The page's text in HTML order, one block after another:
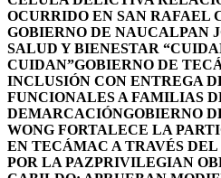
OCURRIDO EN SAN RAFAEL
GOBIERNO DE NAUCALPAN
SALUD Y BIENESTAR
CUIDAN”GOBIERNO DE
INCLUSIÓN CON ENTREGA
FUNCIONALES A FAMILIAS
DEMARCACIÓNGOBIERNO
WONG FORTALECE LA
EN TECÁMAC A TRAVÉS
POR LA PAZPRIVILEGIAN